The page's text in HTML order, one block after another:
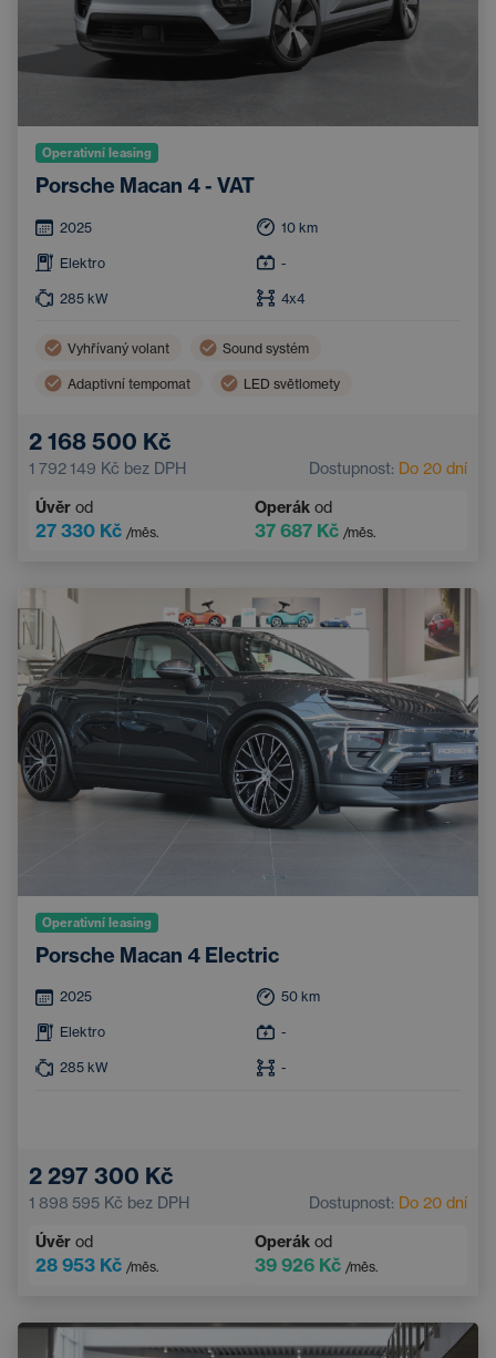
Operativní leasing
Porsche Macan 4 - VAT
2025 10 km
Elektro -
285 kW 4x4
Vyhřívaný volant Sound systém
Adaptivní tempomat LED světlomety
Parkovací asistent
2 168 500 Kč
1 792 149 Kč bez DPH Dostupnost: Do 20 dní
Úvěr od
27 330 Kč /měs.
Operák od
37 687 Kč /měs.
Operativní leasing
Porsche Macan 4 Electric
2025 50 km
Elektro -
285 kW -
2 297 300 Kč
1 898 595 Kč bez DPH Dostupnost: Do 20 dní
Úvěr od
28 953 Kč /měs.
Operák od
39 926 Kč /měs.